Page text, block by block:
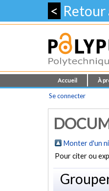
<
Accueil À
Se connecter
Monter d'un
Pour citer ou